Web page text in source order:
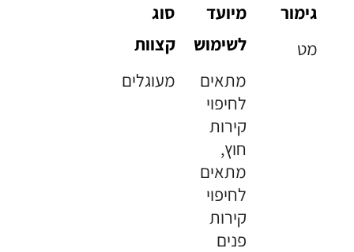
גימור
מט
מיועד
לשימוש
מתאים
לחיפוי
קירות
חוץ,
מתאים
לחיפוי
קירות
פנים
סוג
קצוות
מעוגלים